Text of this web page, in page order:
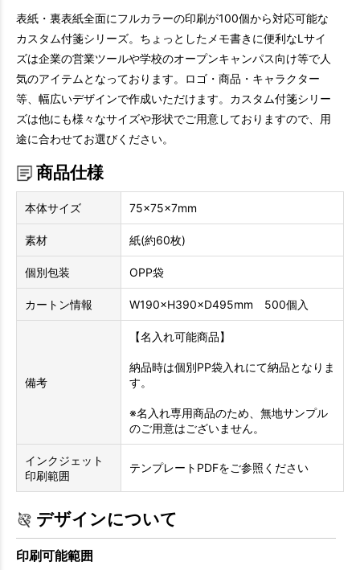
表紙・裏表紙全面にフルカラーの印刷が100個から対応可能な
カスタム付箋シリーズ。ちょっとしたメモ書きに便利なLサイ
ズは企業の営業ツールや学校のオープンキャンパス向け等で人
気のアイテムとなっております。ロゴ・商品・キャラクター
等、幅広いデザインで作成いただけます。カスタム付箋シリー
ズは他にも様々なサイズや形状でご用意しておりますので、用
途に合わせてお選びください。
商品仕様
本体サイズ 75×75×7mm
素材 紙(約60枚)
個別包装 OPP袋
カートン情報 W190×H390×D495mm 500個入
備考
【名入れ可能商品】
納品時は個別PP袋入れにて納品となりま
す。
※名入れ専用商品のため、無地サンプル
のご用意はございません。
インクジェット
印刷範囲
テンプレートPDFをご参照ください
デザインについて
印刷可能範囲